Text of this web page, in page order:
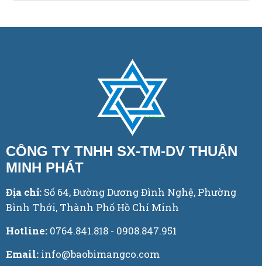
CÔNG TY TNHH SX-TM-DV THUẬN
MINH PHÁT
Địa chỉ: Số 64, Đường Dương Đình Nghệ, Phường
Bình Thới, Thành Phố Hồ Chí Minh
Hotline: 0764.841.818 - 0908.847.951
Email: info@baobimangco.com